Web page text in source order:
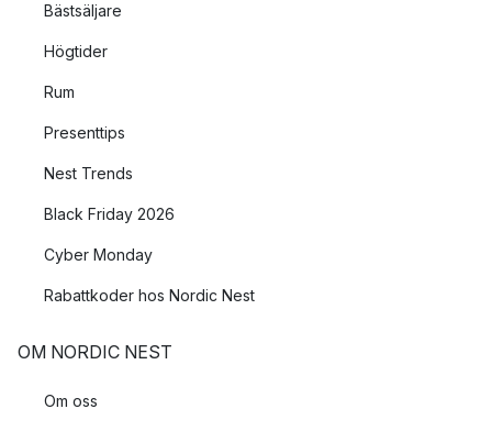
Bästsäljare
Högtider
Rum
Presenttips
Nest Trends
Black Friday 2026
Cyber Monday
Rabattkoder hos Nordic Nest
OM NORDIC NEST
Om oss